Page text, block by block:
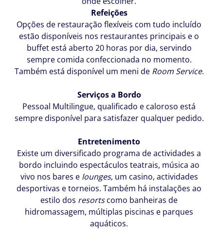
Refeições
Opções de restauração flexíveis com tudo incluído
estão disponíveis nos restaurantes principais e o
buffet está aberto 20 horas por dia, servindo
sempre comida confeccionada no momento.
Também está disponível um meni de Room Service.
Serviços a Bordo
Pessoal Multilingue, qualificado e caloroso está
sempre disponível para satisfazer qualquer pedido.
Entretenimento
Existe um diversificado programa de actividades a
bordo incluindo espectáculos teatrais, música ao
vivo nos bares e lounges, um casino, actividades
desportivas e torneios. Também há instalações ao
estilo dos resortscomo banheiras de
hidromassagem, múltiplas piscinas e parques
aquáticos.
Escolha
horário:
favor